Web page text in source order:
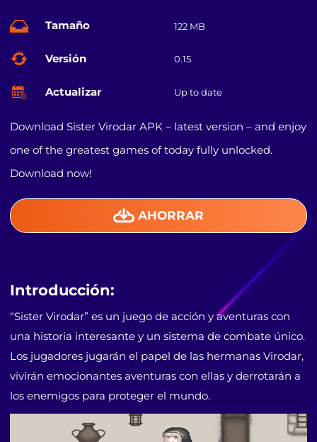
Tamaño 122 MB
Versión 0.15
Actualizar Up to date
Download Sister Virodar APK – latest version – and enjoy
one of the greatest games of today fully unlocked.
Download now!
AHORRAR
Introducción:
“Sister Virodar” es un juego de acción y aventuras con
una historia interesante y un sistema de combate único.
Los jugadores jugarán el papel de las hermanas Virodar,
vivirán emocionantes aventuras con ellas y derrotarán a
los enemigos para proteger el mundo.